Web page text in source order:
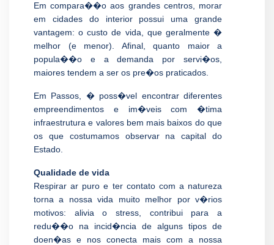
Em compara��o aos grandes centros, morar
em cidades do interior possui uma grande
vantagem: o custo de vida, que geralmente �
melhor (e menor). Afinal, quanto maior a
popula��o e a demanda por servi�os,
maiores tendem a ser os pre�os praticados.
Em Passos, � poss�vel encontrar diferentes
empreendimentos e im�veis com �tima
infraestrutura e valores bem mais baixos do que
os que costumamos observar na capital do
Estado.
Qualidade de vida
Respirar ar puro e ter contato com a natureza
torna a nossa vida muito melhor por v�rios
motivos: alivia o stress, contribui para a
redu��o na incid�ncia de alguns tipos de
doen�as e nos conecta mais com a nossa